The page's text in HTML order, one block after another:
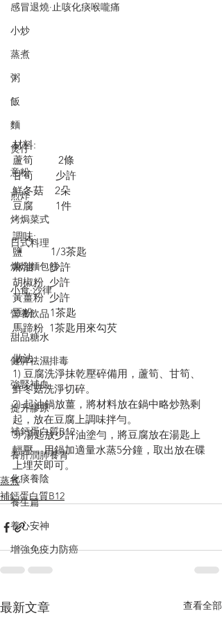
感冒退燒·止咳化痰喉嚨痛
小炒
蒸煮
粥
飯
麵
煲仔
意粉
煎炸
烤焗菜式
日式料理
烘焙麵包餅
小食·沙律
營養飲品
甜品糖水
健脾祛濕排毒
強腎補血
提升膠原
補鈣蛋白質B12
養肝潤肺養胃
化痰養陰
養生篇
養心安神
增強免疫力防癌
材料:
蘆筍         2條
甘筍        少許
鮮冬菇    2朵
豆腐        1件
調味:
鹽          1/3茶匙
麻油      少許
胡椒粉  少許
黃薑粉  少許
豆粉      1茶匙
馬蹄粉  1茶匙用來勾芡
做法:
1) 豆腐洗淨抹乾壓碎備用，蘆筍、甘筍、
鮮冬菇洗淨切碎。
2) 起油鍋放薑，將材料放在鍋中略炒熟剩
起，放在豆腐上調味拌勻。
3) 湯匙放少許油塗勻，將豆腐放在湯匙上
輕壓，用鍋加適量水蒸5分鐘，取出放在碟
上埋芡即可。
蒸煮
補鈣蛋白質B12
最新文章 查看全部